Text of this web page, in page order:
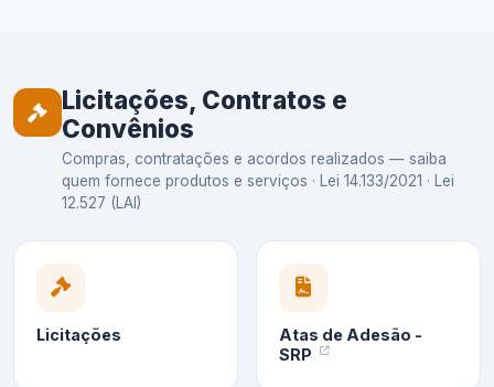
Licitações, Contratos e
Convênios
Compras, contratações e acordos realizados — saiba
quem fornece produtos e serviços · Lei 14.133/2021 · Lei
12.527 (LAI)
Licitações
Atas de Adesão -
SRP